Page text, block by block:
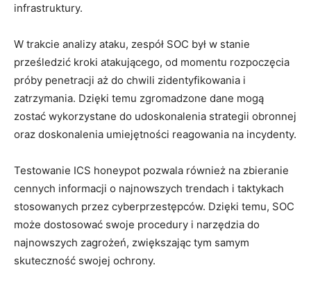
infrastruktury.
W ⁢trakcie analizy ataku, zespół SOC był w stanie
prześledzić kroki atakującego, od ⁤momentu rozpoczęcia
próby penetracji aż do ‌chwili zidentyfikowania i
zatrzymania. Dzięki temu zgromadzone⁢ dane ⁤mogą
zostać wykorzystane do udoskonalenia strategii ⁤obronnej
oraz doskonalenia umiejętności reagowania na incydenty.
Testowanie ICS honeypot pozwala ​również na zbieranie
cennych informacji o najnowszych ⁣trendach i taktykach
stosowanych przez cyberprzestępców.⁣ Dzięki temu, SOC
może dostosować swoje procedury i narzędzia do
najnowszych zagrożeń, zwiększając tym samym‌
skuteczność swojej ochrony.